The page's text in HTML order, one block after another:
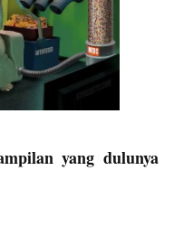
yang dulunya